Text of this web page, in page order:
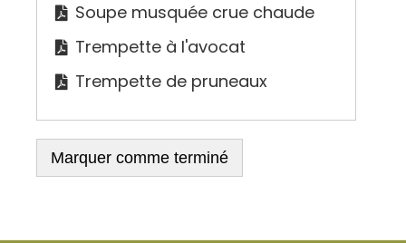
Soupe musquée crue chaude
Trempette à l'avocat
Trempette de pruneaux
Marquer comme terminé